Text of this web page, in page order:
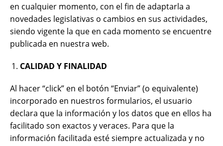
en cualquier momento, con el fin de adaptarla a
novedades legislativas o cambios en sus actividades,
siendo vigente la que en cada momento se encuentre
publicada en nuestra web.
CALIDAD Y FINALIDAD
Al hacer “click” en el botón “Enviar” (o equivalente)
incorporado en nuestros formularios, el usuario
declara que la información y los datos que en ellos ha
facilitado son exactos y veraces. Para que la
información facilitada esté siempre actualizada y no